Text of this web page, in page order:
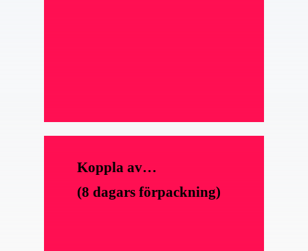
Koppla av…
(8 dagars förpackning)